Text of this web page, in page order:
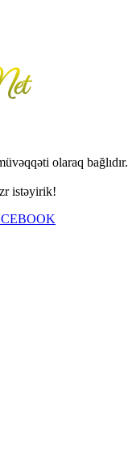
olaraq bağlıdır.
istəyirik!